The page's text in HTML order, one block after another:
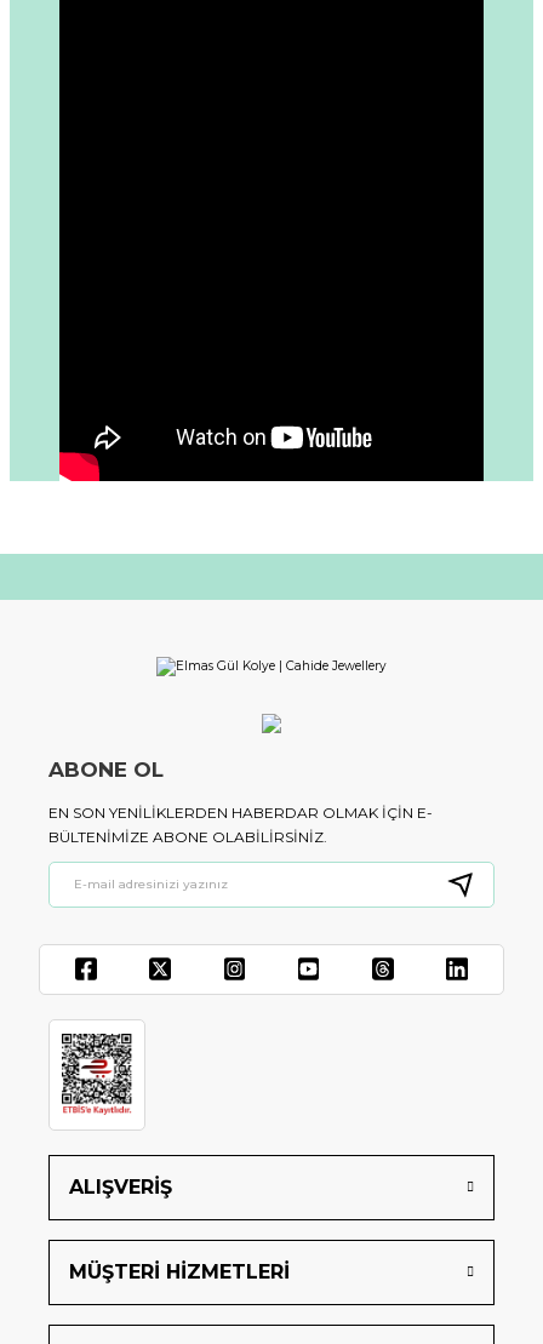
ALIŞVERİŞ
MÜŞTERİ HİZMETLERİ
ABONE OL
EN SON YENILIKLERDEN HABERDAR OLMAK IÇIN E-
BÜLTENIMIZE ABONE OLABILIRSINIZ.